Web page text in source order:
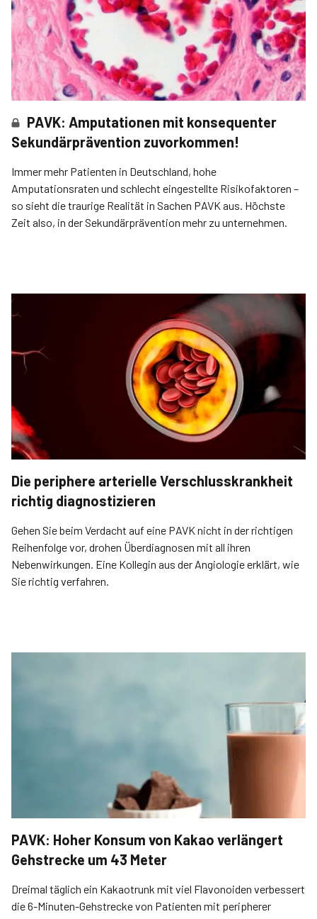
PAVK: Amputationen mit konsequenter
Sekundärprävention zuvorkommen!
Immer mehr Patienten in Deutschland, hohe
Amputationsraten und schlecht eingestellte Risikofaktoren –
so sieht die traurige Realität in Sachen PAVK aus. Höchste
Zeit also, in der Sekundärprävention­ mehr zu unternehmen.
Die periphere arterielle Verschlusskrankheit
richtig diagnostizieren
Gehen Sie beim Verdacht auf eine PAVK nicht in der richtigen
Reihenfolge vor, drohen Überdiagnosen mit all ihren
Nebenwirkungen. Eine Kollegin aus der Angiologie erklärt, wie
Sie richtig verfahren.
PAVK: Hoher Konsum von Kakao verlängert
Gehstrecke um 43 Meter
Dreimal täglich ein Kakaotrunk mit viel Flavonoiden verbessert
die 6-Minuten-Gehstrecke von Patienten mit peripherer